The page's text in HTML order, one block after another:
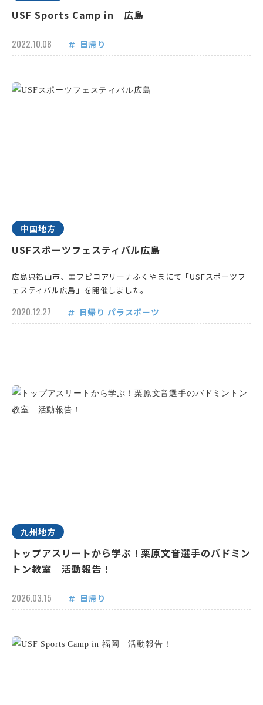
USF Sports Camp in 広島
2022.10.08 日帰り
中国地方
USFスポーツフェスティバル広島
広島県福山市、エフピコアリーナふくやまにて「USFスポーツフ
ェスティバル広島」を開催しました。
2020.12.27 日帰り パラスポーツ
九州地方
トップアスリートから学ぶ！栗原文音選手のバドミン
トン教室 活動報告！
2026.03.15 日帰り